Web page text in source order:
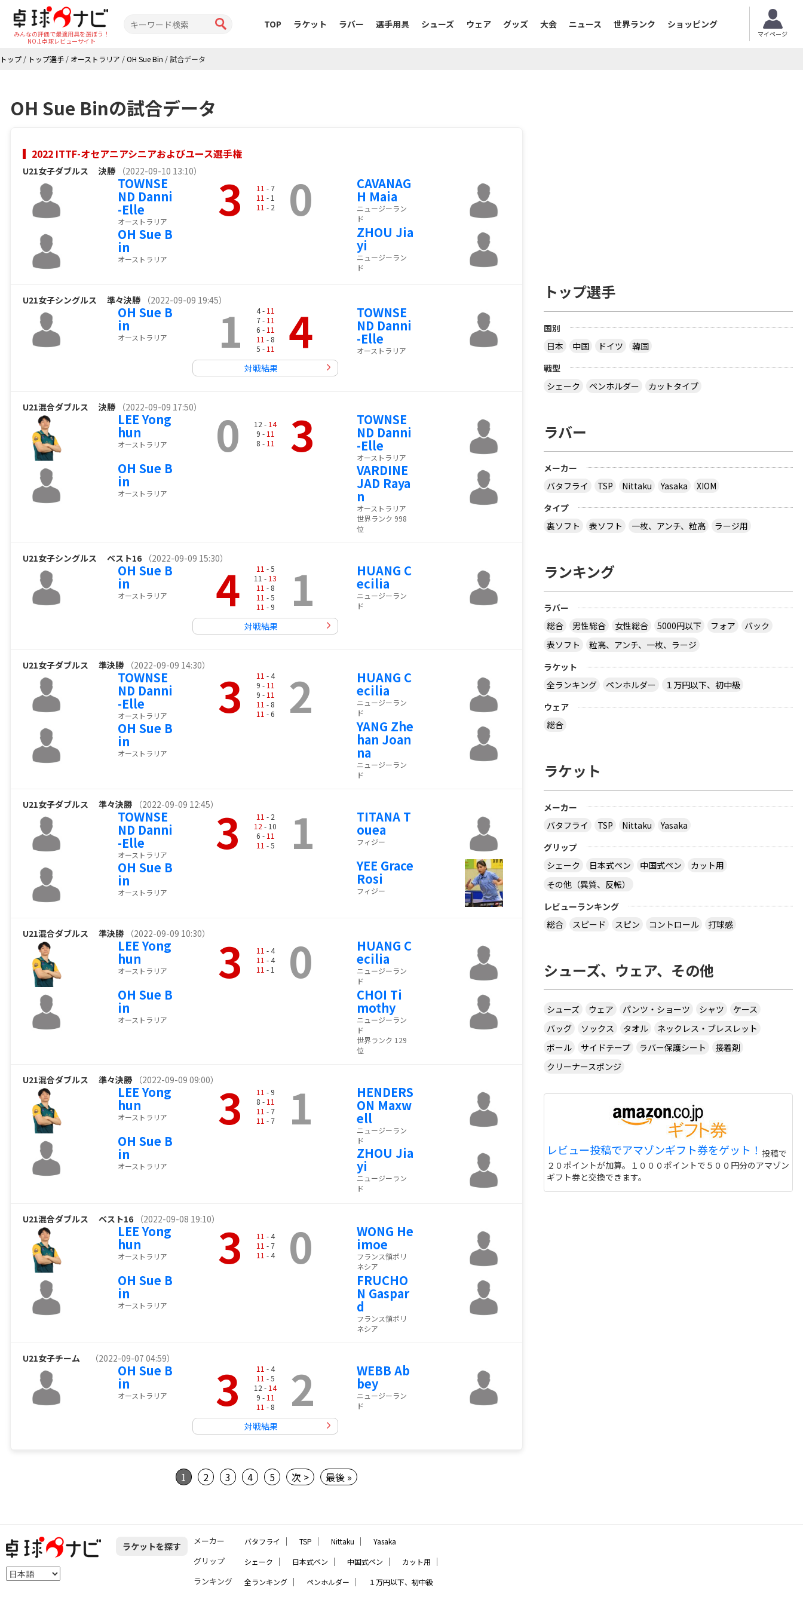
みんなの評価で最適用具を選ぼう！
NO.1卓球レビューサイト
TOP ラケット ラバー 選手用具 シューズ ウェア グッズ 大会 ニュース 世界ランク ショッピング
マイページ
トップ / トップ選手 / オーストラリア /OH Sue Bin /試合データ
OH Sue Binの試合データ
2022 ITTF-オセアニアシニアおよびユース選手権
U21女子ダブルス 決勝 （2022-09-10 13:10）
TOWNSE
ND Danni
-Elle
オーストラリア
OH Sue B
in
オーストラリア
3 11 - 7
11 - 1
11 - 2 0 CAVANAG
H Maia
ニュージーラン
ド
ZHOU Jia
yi
ニュージーラン
ド
U21女子シングルス 準々決勝 （2022-09-09 19:45）
OH Sue B
in
オーストラリア 1 4 - 11
7 - 11
6 - 11
11 - 8
5 - 11 4
対戦結果
TOWNSE
ND Danni
-Elle
オーストラリア
U21混合ダブルス 決勝 （2022-09-09 17:50）
LEE Yong
hun
オーストラリア
OH Sue B
in
オーストラリア
0 12 - 14
9 - 11
8 - 11 3 TOWNSE
ND Danni
-Elle
オーストラリア
VARDINE
JAD Raya
n
オーストラリア
世界ランク 998
位
U21女子シングルス ベスト16 （2022-09-09 15:30）
OH Sue B
in
オーストラリア 4 11 - 5
11 - 13
11 - 8
11 - 5
11 - 9 1
対戦結果
HUANG C
ecilia
ニュージーラン
ド
U21女子ダブルス 準決勝 （2022-09-09 14:30）
TOWNSE
ND Danni
-Elle
オーストラリア
OH Sue B
in
オーストラリア
3 11 - 4
9 - 11
9 - 11
11 - 8
11 - 6 2 HUANG C
ecilia
ニュージーラン
ド
YANG Zhe
han Joan
na
ニュージーラン
ド
U21女子ダブルス 準々決勝 （2022-09-09 12:45）
TOWNSE
ND Danni
-Elle
オーストラリア
OH Sue B
in
オーストラリア
3 11 - 2
12 - 10
6 - 11
11 - 5 1 TITANA T
ouea
フィジー
YEE Grace
Rosi
フィジー
U21混合ダブルス 準決勝 （2022-09-09 10:30）
LEE Yong
hun
オーストラリア
OH Sue B
in
オーストラリア
3 11 - 4
11 - 4
11 - 1 0 HUANG C
ecilia
ニュージーラン
ド
CHOI Ti
mothy
ニュージーラン
ド
世界ランク 129
位
U21混合ダブルス 準々決勝 （2022-09-09 09:00）
LEE Yong
hun
オーストラリア
OH Sue B
in
オーストラリア
3 11 - 9
8 - 11
11 - 7
11 - 7 1 HENDERS
ON Maxw
ell
ニュージーラン
ド
ZHOU Jia
yi
ニュージーラン
ド
U21混合ダブルス ベスト16 （2022-09-08 19:10）
LEE Yong
hun
オーストラリア
OH Sue B
in
オーストラリア
3 11 - 4
11 - 7
11 - 4 0 WONG He
imoe
フランス領ポリ
ネシア
FRUCHO
N Gaspar
d
フランス領ポリ
ネシア
U21女子チーム （2022-09-07 04:59）
OH Sue B
in
オーストラリア 3 11 - 4
11 - 5
12 - 14
9 - 11
11 - 8 2
対戦結果
WEBB Ab
bey
ニュージーラン
ド
1 2 3 4 5 次 > 最後 »
トップ選手
国別
日本
中国 ドイツ
韓国
戦型
シェーク
ペンホルダー カットタイプ
ラバー
メーカー
バタフライ
TSP Nittaku Yasaka
XIOM
タイプ
裏ソフト
表ソフト 一枚、アンチ、粒高 ラージ用
ランキング
ラバー
総合
男性総合 女性総合 5000円以下 フォア
バック
表ソフト
粒高、アンチ、一枚、ラージ
ラケット
全ランキング
ペンホルダー
１万円以下、初中級
ウェア
総合
ラケット
メーカー
バタフライ
TSP Nittaku
Yasaka
グリップ
シェーク
日本式ペン 中国式ペン
カット用
その他（異質、反転）
レビューランキング
総合
スピード スピン コントロール 打球感
シューズ、ウェア、その他
シューズ ウェア パンツ・ショーツ シャツ
ケース
バッグ
ソックス タオル
ネックレス・ブレスレット
ボール
サイドテープ ラバー保護シート
接着剤
クリーナースポンジ
レビュー投稿でアマゾンギフト券をゲット！ 投稿で
２０ポイントが加算。１０００ポイントで５００円分のアマゾン
ギフト券と交換できます。
ラケットを探す メーカー バタフライ ｜ TSP ｜ Nittaku ｜ Yasaka
グリップ シェーク ｜ 日本式ペン ｜ 中国式ペン ｜ カット用 ｜
ランキング 全ランキング ｜ ペンホルダー ｜ １万円以下、初中級